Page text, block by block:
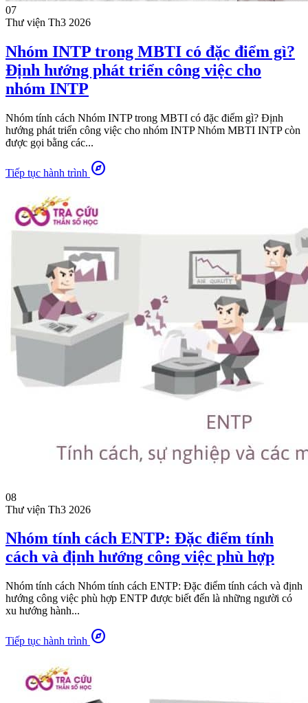
07
Thư viện Th3 2026
Nhóm INTP trong MBTI có đặc điểm gì?
Định hướng phát triển công việc cho
nhóm INTP
Nhóm tính cách Nhóm INTP trong MBTI có đặc điểm gì? Định
hướng phát triển công việc cho nhóm INTP Nhóm MBTI INTP còn
được gọi bằng các...
Tiếp tục hành trình explore
08
Thư viện Th3 2026
Nhóm tính cách ENTP: Đặc điểm tính
cách và định hướng công việc phù hợp
Nhóm tính cách Nhóm tính cách ENTP: Đặc điểm tính cách và định
hướng công việc phù hợp ENTP được biết đến là những người có
xu hướng hành...
Tiếp tục hành trình explore